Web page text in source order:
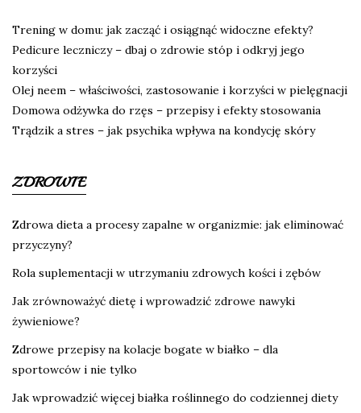
Trening w domu: jak zacząć i osiągnąć widoczne efekty?
Pedicure leczniczy – dbaj o zdrowie stóp i odkryj jego
korzyści
Olej neem – właściwości, zastosowanie i korzyści w pielęgnacji
Domowa odżywka do rzęs – przepisy i efekty stosowania
Trądzik a stres – jak psychika wpływa na kondycję skóry
ZDROWIE
Zdrowa dieta a procesy zapalne w organizmie: jak eliminować
przyczyny?
Rola suplementacji w utrzymaniu zdrowych kości i zębów
Jak zrównoważyć dietę i wprowadzić zdrowe nawyki
żywieniowe?
Zdrowe przepisy na kolacje bogate w białko – dla
sportowców i nie tylko
Jak wprowadzić więcej białka roślinnego do codziennej diety